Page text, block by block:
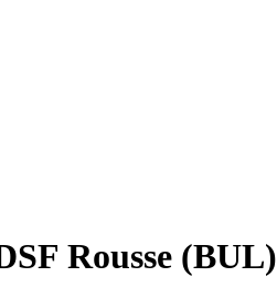
Rousse (BUL)